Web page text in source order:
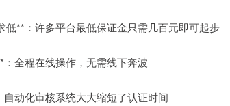
低**：许多平台最低保证金只需几百元即可起步
全程在线操作，无需线下奔波
动化审核系统大大缩短了认证时间